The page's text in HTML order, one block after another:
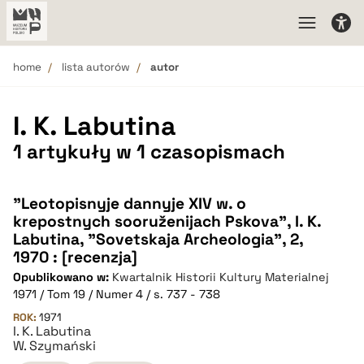
home lista autorów autor
I. K. Labutina
1 artykuły w 1 czasopismach
"Leotopisnyje dannyje XIV w. o
krepostnych sooruženijach Pskova", I. K.
Labutina, "Sovetskaja Archeologia", 2,
1970 : [recenzja]
Opublikowano w: Kwartalnik Historii Kultury Materialnej
1971 / Tom 19 / Numer 4 / s. 737 - 738
ROK: 1971
I. K. Labutina
W. Szymański